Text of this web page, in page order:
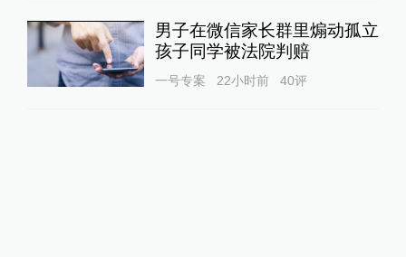
男子在微信家长群里煽动孤立
孩子同学被法院判赔
一号专案 22小时前 40评